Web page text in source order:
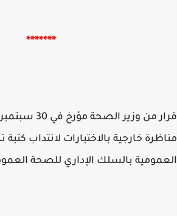
*******
خارجية بالاختبارات لانتداب كتبة
بالسلك الإداري للصحة